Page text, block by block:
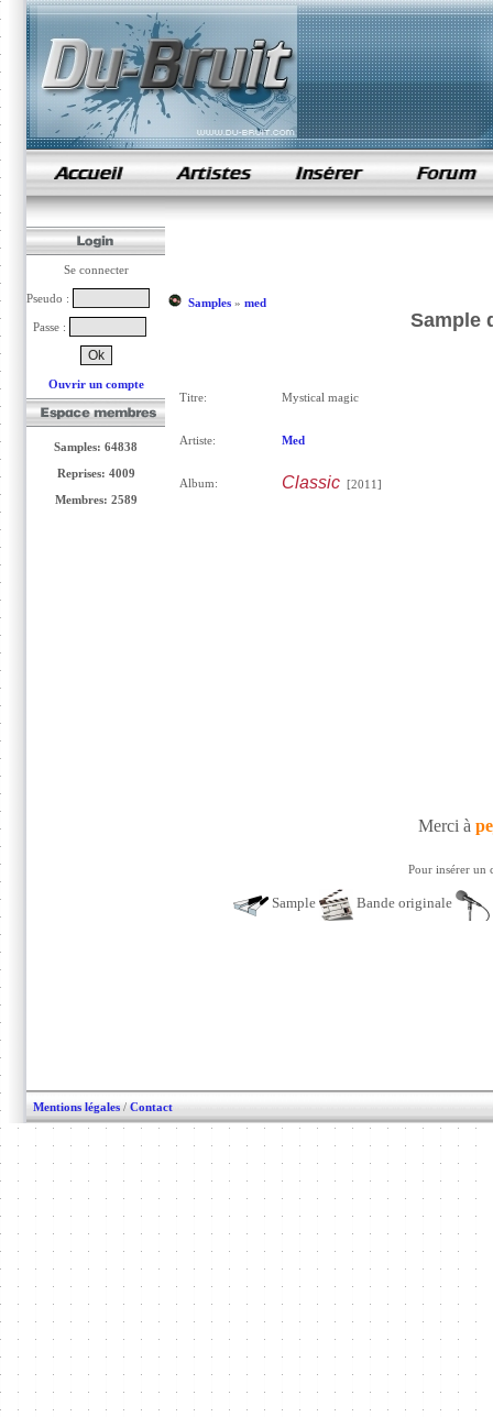
samples de rap
Se connecter
Pseudo :
Passe :
Ouvrir un compte
Samples: 64838
Reprises: 4009
Membres: 2589
Samples» med
Sample
Titre: Mystical magic
Artiste: Med
Album: Classic[2011]
Merci à
Pour insérer un
Sample Bande originale
Mentions légales / Contact